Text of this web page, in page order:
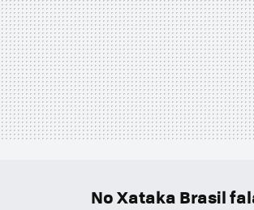
No Xataka Brasil